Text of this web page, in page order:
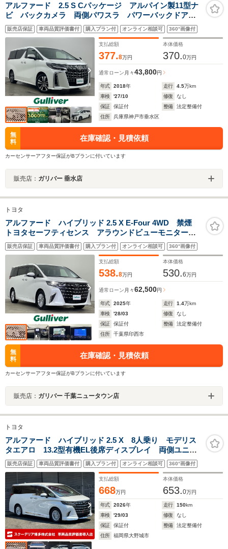
アルファード 2.5 S Cパッケージ アルパイン製11型ナ
ビ バックカメラ 両側パワスラ パワーバックドア
前後ドラレコ 衝突軽減 レーダクルーズ クリアラン
スソナー 革シート シートヒーター シートベンチレ
ーション 純正18インチAW
販売店保証 車両品質評価書付 購入プラン付 オンライン相談可 360°画像付
支払総額
377.8万円
本体価格
370.0万円
通常ローン 月々43,800円
年式 2018年 走行 4.5万km
車検
'27/10 修復
なし
保証
保証付 整備
法定整備付
住所
兵庫県神戸市垂水区
無
料
在庫確認・見積依頼
カーセンサーアフター保証がBプランに付いています
販売店： ガリバー 垂水店
トヨタ
アルファード ハイブリッド 2.5 X E-Four 4WD 禁煙
トヨタセーフティセンス アラウンドビューモニター
純正9.8インチディスプレイオーディオ レーダークルー
ズコントロール 両側パワースライドドア デジタルイ
ンナーミラー ブレーキホールド
販売店保証 車両品質評価書付 購入プラン付 オンライン相談可 360°画像付
支払総額
538.8万円
本体価格
530.6万円
通常ローン 月々62,500円
年式 2025年 走行 1.4万km
車検
'28/03 修復
なし
保証
保証付 整備
法定整備付
住所
千葉県印西市
無
料
在庫確認・見積依頼
カーセンサーアフター保証がBプランに付いています
販売店： ガリバー 千葉ニュータウン店
トヨタ
アルファード ハイブリッド 2.5 X 8人乗り モデリス
タエアロ 13.2型有機EL後席ディスプレイ 両側ユニバ
ーサルステップ 革調シートカバー デジタルインナー
ミラー 8人乗り
販売店保証 車両品質評価書付 購入プラン付 オンライン相談可 360°画像付
支払総額
668万円
本体価格
653.0万円
年式 2026年 走行 150km
車検
'29/03 修復
なし
保証
保証付 整備
法定整備付
住所
福岡県大野城市